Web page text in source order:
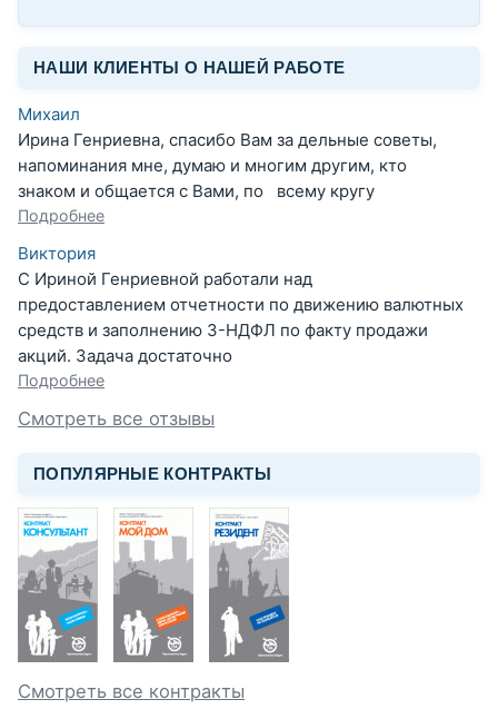
НАШИ КЛИЕНТЫ О НАШЕЙ РАБОТЕ
Михаил
Ирина Генриевна, спасибо Вам за дельные советы,
напоминания мне, думаю и многим другим, кто
знаком и общается с Вами, по всему кругу
Подробнее
Виктория
С Ириной Генриевной работали над
предоставлением отчетности по движению валютных
средств и заполнению 3-НДФЛ по факту продажи
акций. Задача достаточно
Подробнее
Смотреть все отзывы
ПОПУЛЯРНЫЕ КОНТРАКТЫ
Смотреть все контракты